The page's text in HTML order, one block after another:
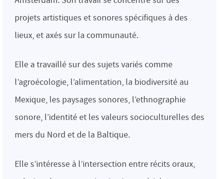
projets artistiques et sonores spécifiques à des
lieux, et axés sur la communauté.
Elle a travaillé sur des sujets variés comme
l’agroécologie, l’alimentation, la biodiversité au
Mexique, les paysages sonores, l’ethnographie
sonore, l’identité et les valeurs socioculturelles des
mers du Nord et de la Baltique.
Elle s’intéresse à l’intersection entre récits oraux,